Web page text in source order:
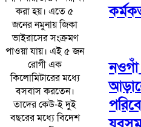
করা হয়। এতে ৫
জনের নমুনায় জিকা
ভাইরাসের সংক্রমণ
পাওয়া যায়। এই ৫ জন
রোগী এক
কিলোমিটারের মধ্যে
বসবাস করতেন।
তাদের কেউ-ই দুই
বছরের মধ্যে বিদেশ